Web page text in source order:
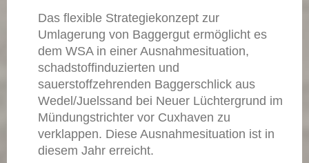
Das flexible Strategiekonzept zur
Umlagerung von Baggergut ermöglicht es
dem WSA in einer Ausnahmesituation,
schadstoffinduzierten und
sauerstoffzehrenden Baggerschlick aus
Wedel/Juelssand bei Neuer Lüchtergrund im
Mündungstrichter vor Cuxhaven zu
verklappen. Diese Ausnahmesituation ist in
diesem Jahr erreicht.